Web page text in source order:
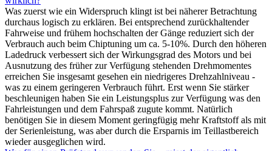
Was zuerst wie ein Widerspruch klingt ist bei näherer Betrachtung
durchaus logisch zu erklären. Bei entsprechend zurückhaltender
Fahrweise und frühem hochschalten der Gänge reduziert sich der
Verbrauch auch beim Chiptuning um ca. 5-10%. Durch den höheren
Ladedruck verbessert sich der Wirkungsgrad des Motors und bei
Ausnutzung des früher zur Verfügung stehenden Drehmomentes
erreichen Sie insgesamt gesehen ein niedrigeres Drehzahlniveau -
was zu einem geringeren Verbrauch führt. Erst wenn Sie stärker
beschleunigen haben Sie ein Leistungsplus zur Verfügung was den
Fahrleistungen und dem Fahrspaß zugute kommt. Natürlich
benötigen Sie in diesem Moment geringfügig mehr Kraftstoff als mit
der Serienleistung, was aber durch die Ersparnis im Teillastbereich
wieder ausgeglichen wird.